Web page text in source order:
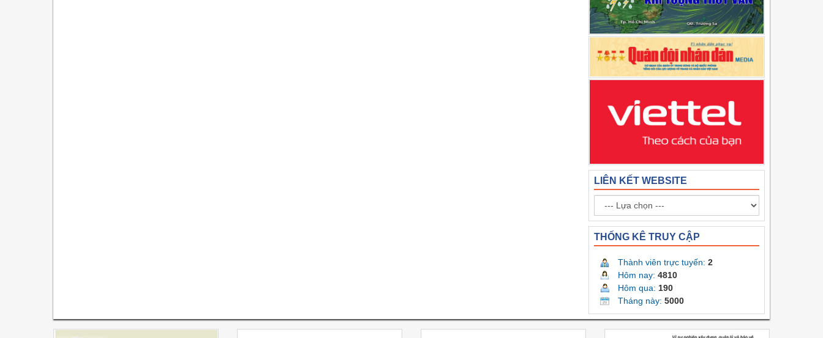
LIÊN KẾT WEBSITE
THỐNG KÊ TRUY CẬP
Thành viên trực tuyến: 2
Hôm nay: 4810
Hôm qua: 190
Tháng này: 5000